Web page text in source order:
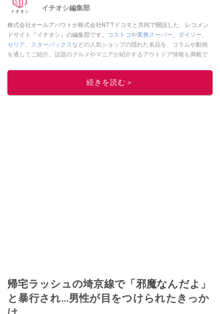
イチオシ編集部
株式会社オールアバウトが株式会社NTTドコモと共同で開設した、レコメン
ドサイト『イチオシ』の編集部です。
コストコや業務スーパー、 ダイソー、
セリア、 スターバックスなどの人気ショップの隠れた名品を、コラムや動画
を通してご紹介。話題のグルメやマニアが紹介するアウトドア情報も満載で
レビューしています。毎日トレンド情報をお届けしているので、ぜひ
してください！続きを読む＞
帰宅ラッシュの埼京線で「邪魔なんだよ」
と暴行され…男性が目をつけられたきっか